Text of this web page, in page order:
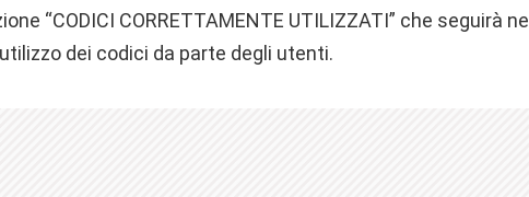
“CODICI CORRETTAMENTE UTILIZZATI” che seguirà nel
dei codici da parte degli utenti.